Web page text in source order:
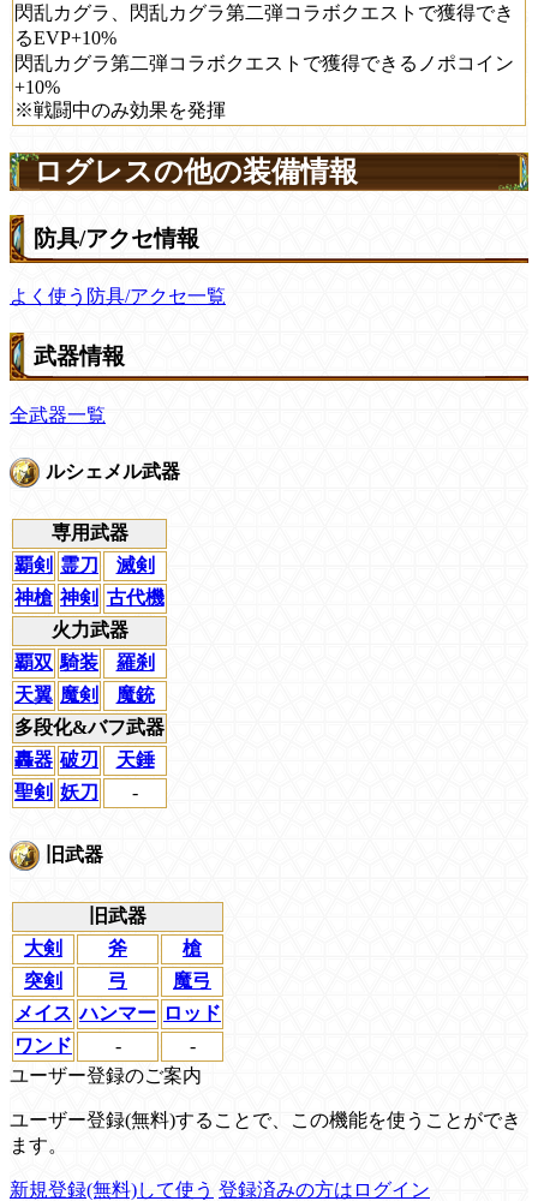
閃乱カグラ、閃乱カグラ第二弾コラボクエストで獲得でき
るEVP+10%
閃乱カグラ第二弾コラボクエストで獲得できるノポコイン
+10%
※戦闘中のみ効果を発揮
ログレスの他の装備情報
防具/アクセ情報
よく使う防具/アクセ一覧
武器情報
全武器一覧
ルシェメル武器
専用武器
覇剣 霊刀
滅剣
神槍 神剣 古代機
火力武器
覇双 騎装
羅刹
天翼 魔剣
魔銃
多段化&バフ武器
轟器 破刃
天錘
聖剣 妖刀 -
旧武器
旧武器
大剣
斧
槍
突剣
弓
魔弓
メイス ハンマー ロッド
ワンド
-
-
ユーザー登録のご案内
ユーザー登録(無料)することで、この機能を使うことができ
ます。
新規登録(無料)して使う 登録済みの方はログイン